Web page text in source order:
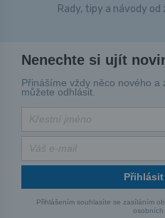
Rady, tipy a návody
Nenechte si ujít
Přinášíme vždy něco nového a
můžete odhlásit.
Přihlášením souhlasíte se zasíláním
osobních